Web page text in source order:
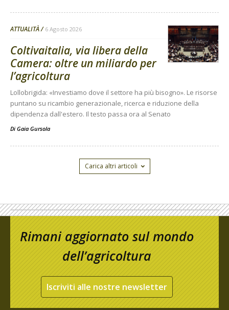
ATTUALITÀ 6 Agosto 2026
Coltivaitalia, via libera della
Camera: oltre un miliardo per
l’agricoltura
Lollobrigida: «Investiamo dove il settore ha più bisogno». Le risorse
puntano su ricambio generazionale, ricerca e riduzione della
dipendenza dall'estero. Il testo passa ora al Senato
Di Gaia Gursola
Carica altri articoli
Rimani aggiornato sul mondo
dell’agricoltura
Iscriviti alle nostre newsletter